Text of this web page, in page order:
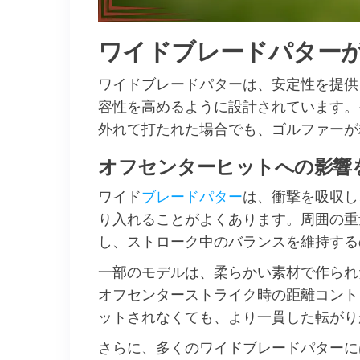
ワイドブレードパター
ワイドブレードパターは、安定性を提
容性を高めるように設計されています
外れて打たれた場合でも、ゴルファー
オフセンターヒットへの影響
ワイドブレードパターは、衝撃を吸収
り入れることがよくあります。周囲の
し、ストローク中のバランスを維持す
一部のモデルは、柔らかい素材で作ら
オフセンターストライク時の距離コン
ットされなくても、より一貫した転が
さらに、多くのワイドブレードパター